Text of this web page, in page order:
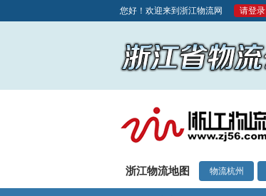
您好！欢迎来到浙江物流网 请登录
浙江物流地图 物流杭州